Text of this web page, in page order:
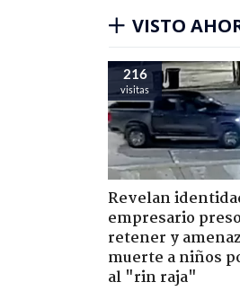
VISTO
216
visitas
Revelan
empresario
retener y
muerte a niños
al "rin raja"